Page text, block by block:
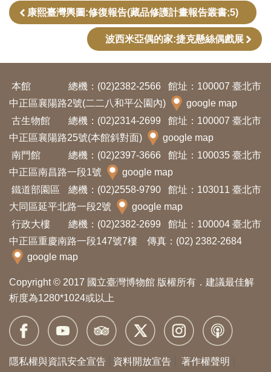
服
務
公
開
資
訊
私
權
與
資
安
全
宣
告
康熙臺灣輿圖:修復報告(藏品修護計畫報告叢書;5)
波西米亞偶的家:捷克懸絲偶戲展
本館 總機：(02)2382-2566
館址：100007 臺北市
中正區襄陽路2號(二二八和平公園內)
google map
古生物館
總機：(02)2314-2699
館址：100007 臺北市
中正區襄陽路25號(本館斜對面)
google map
南門館
總機：(02)2397-3666
館址：100035 臺北市
中正區南昌路一段1號
google map
鐵道部園區
總機：(02)2558-9790
館址：103011 臺北市
大同區延平北路一段2號
google map
行政大樓
總機：(02)2382-2699
館址：100004 臺北市
中正區重慶南路一段147號7樓 傳真：(02) 2382-2684
google map
Copyright © 2017 國立臺灣博物館 版權所有．建議最佳解
析度為1280*1024或以上
隱私權與資訊安全宣告 資料開放宣告 著作權聲明